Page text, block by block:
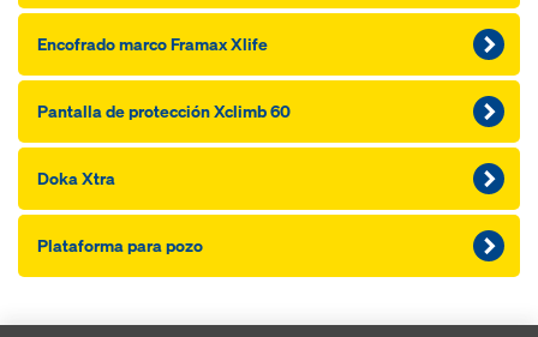
Encofrado marco Framax Xlife
Pantalla de protección Xclimb 60
Doka Xtra
Plataforma para pozo